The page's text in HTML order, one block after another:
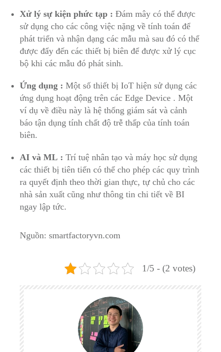
Xử lý sự kiện phức tạp : Đám mây có thể được
sử dụng cho các công việc nặng về tính toán để
phát triển và nhận dạng các mẫu mà sau đó có thể
được đẩy đến các thiết bị biên để được xử lý cục
bộ khi các mẫu đó phát sinh.
Ứng dụng : Một số thiết bị IoT hiện sử dụng các
ứng dụng hoạt động trên các Edge Device . Một
ví dụ về điều này là hệ thống giám sát và cảnh
báo tận dụng tính chất độ trễ thấp của tính toán
biên.
AI và ML : Trí tuệ nhân tạo và máy học sử dụng
các thiết bị tiên tiến có thể cho phép các quy trình
ra quyết định theo thời gian thực, tự chủ cho các
nhà sản xuất cũng như thông tin chi tiết về BI
ngay lập tức.
Nguồn: smartfactoryvn.com
1/5 - (2 votes)